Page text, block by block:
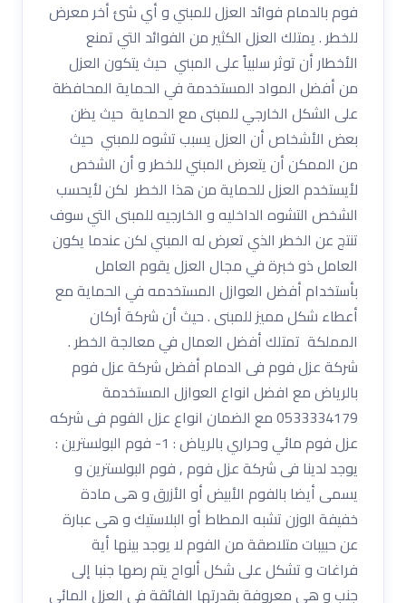
فوم بالدمام فوائد العزل للمبني و أي شئ أخر معرض
للخطر . يمتلك العزل الكثير من الفوائد التي تمنع
الأخطار أن توثر سلبياً على المبني حيث يتكون العزل
من أفضل المواد المستخدمة في الحماية المحافظة
على الشكل الخارجي للمبنى مع الحماية حيث يظن
بعض الأشخاص أن العزل يسبب تشوه للمبني حيث
من الممكن أن يتعرض المبني للخطر و أن الشخص
لأيستخدم العزل للحماية من هذا الخطر لكن لأيحسب
الشخص التشوه الداخليه و الخارجيه للمبنى التي سوف
تنتج عن الخطر الذي تعرض له المبني لكن عندما يكون
العامل ذو خبرة في مجال العزل يقوم العامل
بأستخدام أفضل العوازل المستخدمه في الحماية مع
أعطاء شكل مميز للمبنى . حيث أن شركة أركان
المملكة تمتلك أفضل العمال في معالجة الخطر .
شركة عزل فوم فى الدمام أفضل شركة عزل فوم
بالرياض مع افضل انواع العوازل المستخدمة
0533334179 مع الضمان انواع عزل الفوم فى شركه
عزل فوم مائي وحراري بالرياض : 1- فوم البولسترين :
يوجد لدينا فى شركة عزل فوم , فوم البولسترين و
يسمى أيضا بالفوم الأبيض أو الأزرق و هى مادة
خفيفة الوزن تشبه المطاط أو البلاستيك و هى عبارة
عن حبيبات متلاصقة من الفوم لا يوجد بينها أية
فراغات و تشكل على شكل ألواح يتم رصها جنبا إلى
جنب و هى معروفة بقدرتها الفائقة فى العزل المائى